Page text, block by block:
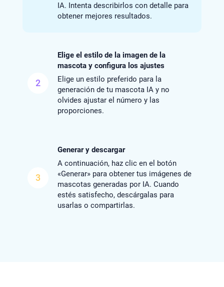
IA. Intenta describirlos con detalle para
obtener mejores resultados.
2
Elige el estilo de la imagen de la
mascota y configura los ajustes
Elige un estilo preferido para la
generación de tu mascota IA y no
olvides ajustar el número y las
proporciones.
3
Generar y descargar
A continuación, haz clic en el botón
«Generar» para obtener tus imágenes de
mascotas generadas por IA. Cuando
estés satisfecho, descárgalas para
usarlas o compartirlas.